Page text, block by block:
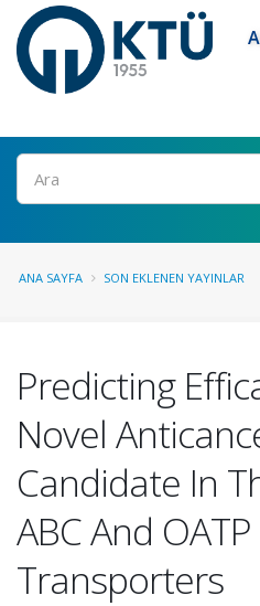
Ara
ANA SAYFA SON EKLENEN YAYINLAR
Predicting
Novel
Candidate In
ABC And
Transporters